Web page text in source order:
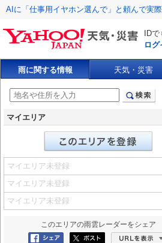
AIに「仕事用イヤホン選んで」と頼んで実
ID
ログ
雨に関する情報 天気・災害
マイエリア
マイエリア未登録
マイエリア未登録
マイエリア未登録
このエリアの雨雲レーダーをシェア
Facebookにシェア
ポスト